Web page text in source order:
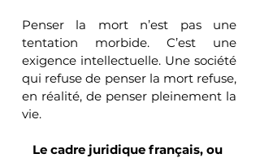
Penser la mort n’est pas une
tentation morbide. C’est une
exigence intellectuelle. Une société
qui refuse de penser la mort refuse,
en réalité, de penser pleinement la
vie.
Le cadre juridique français, ou